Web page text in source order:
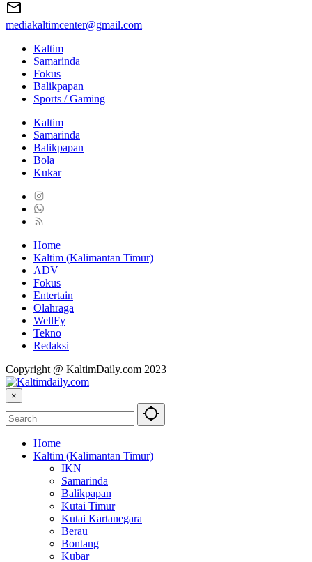
mediakaltimcenter@gmail.com
Kaltim
Samarinda
Fokus
Balikpapan
Sports / Gaming
Kaltim
Samarinda
Balikpapan
Bola
Kukar
Home
Kaltim (Kalimantan Timur)
ADV
Fokus
Entertain
Olahraga
WellFy
Tekno
Redaksi
Copyright @ KaltimDaily.com 2023
×
Home
Kaltim (Kalimantan Timur)
IKN
Samarinda
Balikpapan
Kutai Timur
Kutai Kartanegara
Berau
Bontang
Kubar